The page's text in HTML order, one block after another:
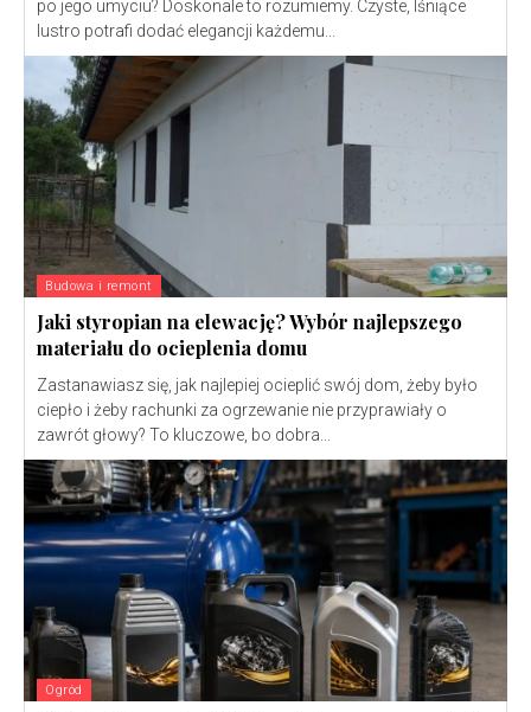
po jego umyciu? Doskonale to rozumiemy. Czyste, lśniące
lustro potrafi dodać elegancji każdemu...
Budowa i remont
Jaki styropian na elewację? Wybór najlepszego
materiału do ocieplenia domu
Zastanawiasz się, jak najlepiej ocieplić swój dom, żeby było
ciepło i żeby rachunki za ogrzewanie nie przyprawiały o
zawrót głowy? To kluczowe, bo dobra...
Ogród